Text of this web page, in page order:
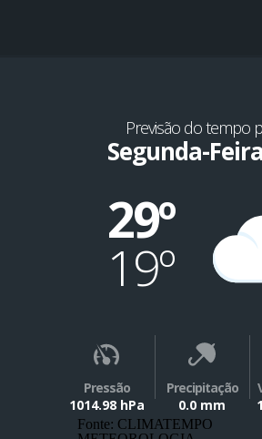
Previsão do tempo
Segunda-
29º
19º
Pressão
1014.98 hPa
Precipitação
0.0 mm
Fonte: CLIMATEMPO